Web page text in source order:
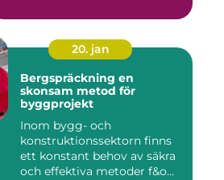
20. jan
Bergspräckning en
skonsam metod för
byggprojekt
Inom bygg- och
konstruktionssektorn finns
ett konstant behov av säkra
och effektiva metoder f&o...